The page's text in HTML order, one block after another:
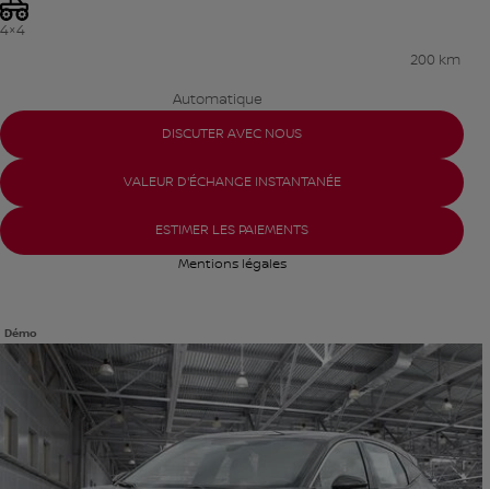
4×4
Automatique
200 km
DISCUTER AVEC NOUS
VALEUR D'ÉCHANGE INSTANTANÉE
ESTIMER LES PAIEMENTS
Mentions légales
Démo
Afficher 18 images en plus
VOIR PLUS